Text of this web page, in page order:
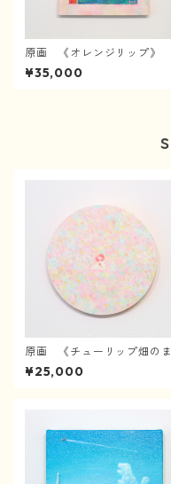
原画 《オレンジリップ》
¥35,000
原画 《チューリップ畑のま
んなかで》
¥25,000